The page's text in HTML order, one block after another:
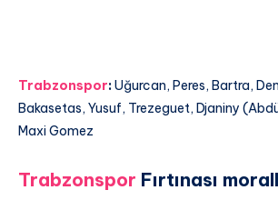
Trabzonspor:Uğurcan, Peres, Bartra,
Bakasetas, Yusuf, Trezeguet, Djaniny
Maxi Gomez
Trabzonspor Fırtınası